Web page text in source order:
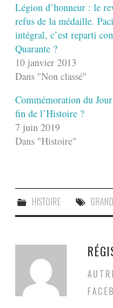
Légion d’honneur : le
refus de la médaille.
intégral, c’est reparti
Quarante ?
10 janvier 2013
Dans "Non classé"
Commémoration du
fin de l’Histoire ?
7 juin 2019
Dans "Histoire"
HISTOIRE